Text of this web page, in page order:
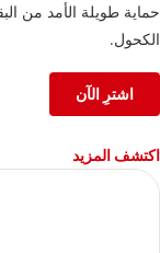
حماية طويلة الأمد من
الكحول.
اشترِ الآن
اكتشف المزيد